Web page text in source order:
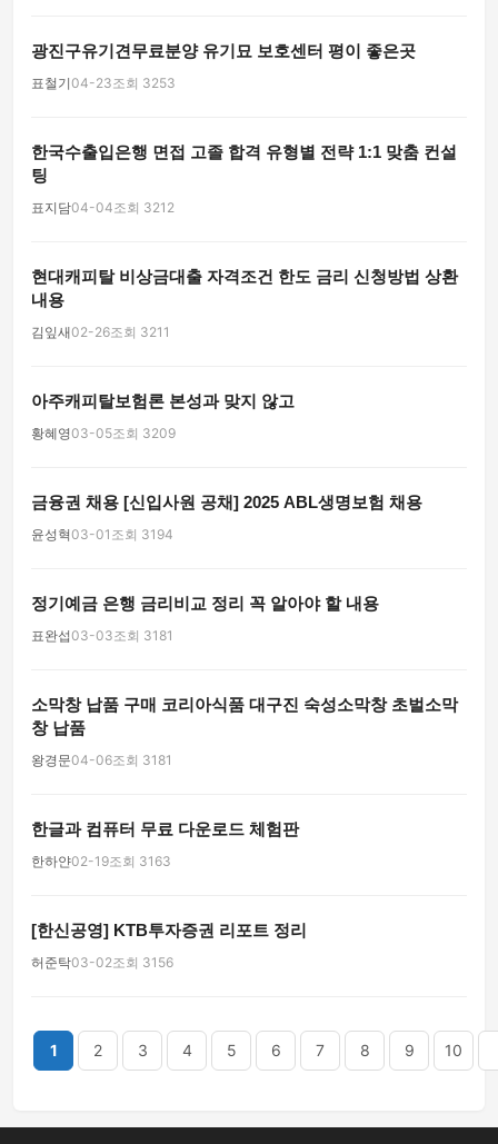
광진구유기견무료분양 유기묘 보호센터 평이 좋은곳
표철기04-23조회 3253
한국수출입은행 면접 고졸 합격 유형별 전략 1:1 맞춤 컨설
팅
표지담04-04조회 3212
현대캐피탈 비상금대출 자격조건 한도 금리 신청방법 상환
내용
김잎새02-26조회 3211
아주캐피탈보험론 본성과 맞지 않고
황혜영03-05조회 3209
금융권 채용 [신입사원 공채] 2025 ABL생명보험 채용
윤성혁03-01 조회 3194
정기예금 은행 금리비교 정리 꼭 알아야 할 내용
표완섭03-03조회 3181
소막창 납품 구매 코리아식품 대구진 숙성소막창 초벌소막
창 납품
왕경문04-06조회 3181
한글과 컴퓨터 무료 다운로드 체험판
한하얀02-19조회 3163
[한신공영] KTB투자증권 리포트 정리
허준탁03-02조회 3156
1 2 3 4 5 6 7 8 9 10